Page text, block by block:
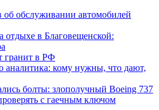
об обслуживании автомобилей
отдыхе в Благовещенской:
гранит в РФ
аналитика: кому нужны, что дают,
болты: злополучный Boeing 737
с гаечным ключом